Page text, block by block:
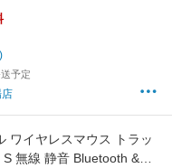
スト 絵描き 折り畳みス
Android対応 Artist
予定
ワイヤレスマウス トラッ
無線 静音 Bluetooth &